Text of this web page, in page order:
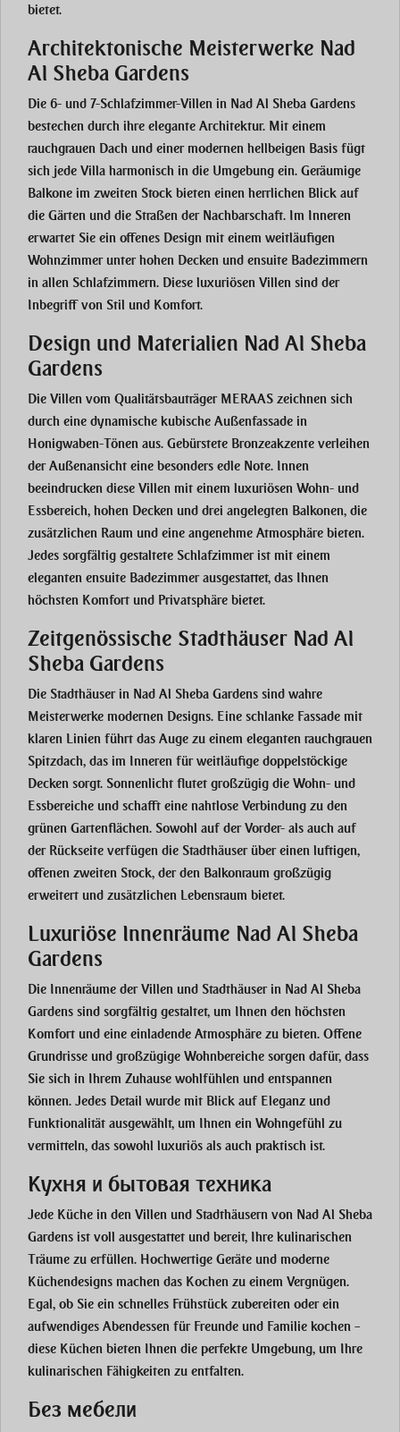
bietet.
Architektonische Meisterwerke Nad
Al Sheba Gardens
Die 6- und 7-Schlafzimmer-Villen in Nad Al Sheba Gardens
bestechen durch ihre elegante Architektur. Mit einem
rauchgrauen Dach und einer modernen hellbeigen Basis fügt
sich jede Villa harmonisch in die Umgebung ein. Geräumige
Balkone im zweiten Stock bieten einen herrlichen Blick auf
die Gärten und die Straßen der Nachbarschaft. Im Inneren
erwartet Sie ein offenes Design mit einem weitläufigen
Wohnzimmer unter hohen Decken und ensuite Badezimmern
in allen Schlafzimmern. Diese luxuriösen Villen sind der
Inbegriff von Stil und Komfort.
Design und Materialien Nad Al Sheba
Gardens
Die Villen vom Qualitätsbauträger MERAAS zeichnen sich
durch eine dynamische kubische Außenfassade in
Honigwaben-Tönen aus. Gebürstete Bronzeakzente verleihen
der Außenansicht eine besonders edle Note. Innen
beeindrucken diese Villen mit einem luxuriösen Wohn- und
Essbereich, hohen Decken und drei angelegten Balkonen, die
zusätzlichen Raum und eine angenehme Atmosphäre bieten.
Jedes sorgfältig gestaltete Schlafzimmer ist mit einem
eleganten ensuite Badezimmer ausgestattet, das Ihnen
höchsten Komfort und Privatsphäre bietet.
Zeitgenössische Stadthäuser Nad Al
Sheba Gardens
Die Stadthäuser in Nad Al Sheba Gardens sind wahre
Meisterwerke modernen Designs. Eine schlanke Fassade mit
klaren Linien führt das Auge zu einem eleganten rauchgrauen
Spitzdach, das im Inneren für weitläufige doppelstöckige
Decken sorgt. Sonnenlicht flutet großzügig die Wohn- und
Essbereiche und schafft eine nahtlose Verbindung zu den
grünen Gartenflächen. Sowohl auf der Vorder- als auch auf
der Rückseite verfügen die Stadthäuser über einen luftigen,
offenen zweiten Stock, der den Balkonraum großzügig
erweitert und zusätzlichen Lebensraum bietet.
Luxuriöse Innenräume Nad Al Sheba
Gardens
Die Innenräume der Villen und Stadthäuser in Nad Al Sheba
Gardens sind sorgfältig gestaltet, um Ihnen den höchsten
Komfort und eine einladende Atmosphäre zu bieten. Offene
Grundrisse und großzügige Wohnbereiche sorgen dafür, dass
Sie sich in Ihrem Zuhause wohlfühlen und entspannen
können. Jedes Detail wurde mit Blick auf Eleganz und
Funktionalität ausgewählt, um Ihnen ein Wohngefühl zu
vermitteln, das sowohl luxuriös als auch praktisch ist.
Кухня и бытовая техника
Jede Küche in den Villen und Stadthäusern von Nad Al Sheba
Gardens ist voll ausgestattet und bereit, Ihre kulinarischen
Träume zu erfüllen. Hochwertige Geräte und moderne
Küchendesigns machen das Kochen zu einem Vergnügen.
Egal, ob Sie ein schnelles Frühstück zubereiten oder ein
aufwendiges Abendessen für Freunde und Familie kochen –
diese Küchen bieten Ihnen die perfekte Umgebung, um Ihre
kulinarischen Fähigkeiten zu entfalten.
Без мебели